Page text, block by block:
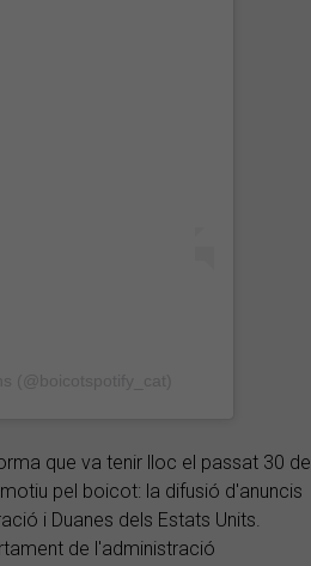
que va tenir lloc el passat 30 de
pel boicot: la difusió d'anuncis
i Duanes dels Estats Units.
de l'administració